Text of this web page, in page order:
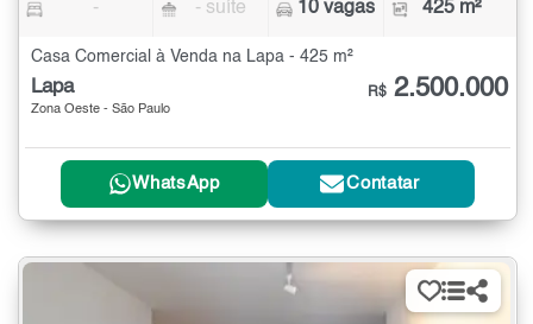
- - suíte 10 vagas 425 m²
Casa Comercial à Venda na Lapa - 425 m²
Lapa
Zona Oeste - São Paulo
R$ 2.500.000
WhatsApp Contatar